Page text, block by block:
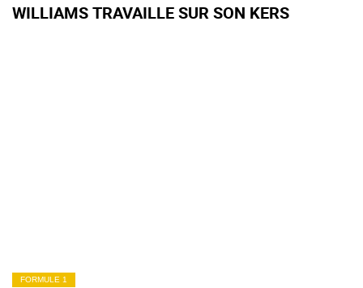
WILLIAMS TRAVAILLE SUR SON KERS
FORMULE 1